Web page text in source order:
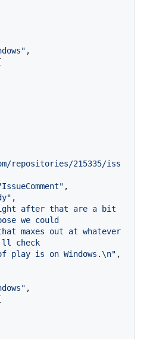
,
[
repositories/215335/iss
,
,
after that are a bit
we could
check
of play is on Windows.\n"
,
,
[